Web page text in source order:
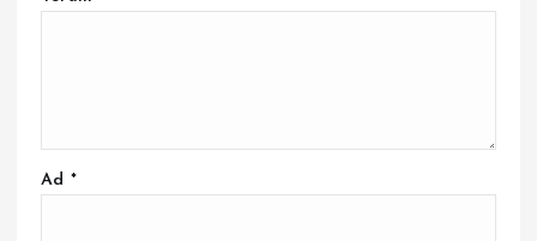
Ad *